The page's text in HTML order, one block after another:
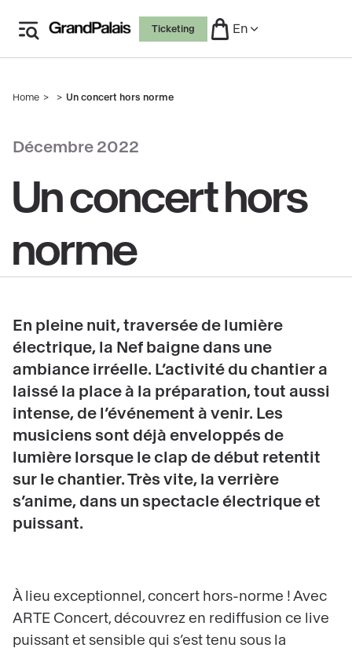
main
Ticketing En
Breadcrumb
Home Un concert hors norme
Décembre 2022
Un concert hors
norme
En pleine nuit, traversée de lumière
électrique, la Nef baigne dans une
ambiance irréelle. L’activité du chantier a
laissé la place à la préparation, tout aussi
intense, de l’événement à venir. Les
musiciens sont déjà enveloppés de
lumière lorsque le clap de début retentit
sur le chantier. Très vite, la verrière
s’anime, dans un spectacle électrique et
puissant.
À lieu exceptionnel, concert hors-norme ! Avec
ARTE Concert, découvrez en rediffusion ce live
puissant et sensible qui s’est tenu sous la